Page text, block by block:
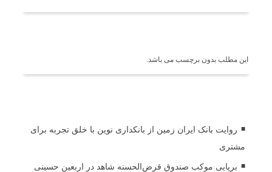
این مطلب بدون برچسب می باشد.
روایت بانک ایران زمین از بانکداری نوین با خلق تجربه برای
مشتری
برپایی موکب صندوق قرض‌الحسنه شاهد در اربعین حسینی